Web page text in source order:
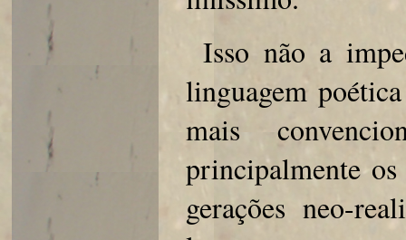
Isso não a
linguagem
mais
principalmente
gerações neo-